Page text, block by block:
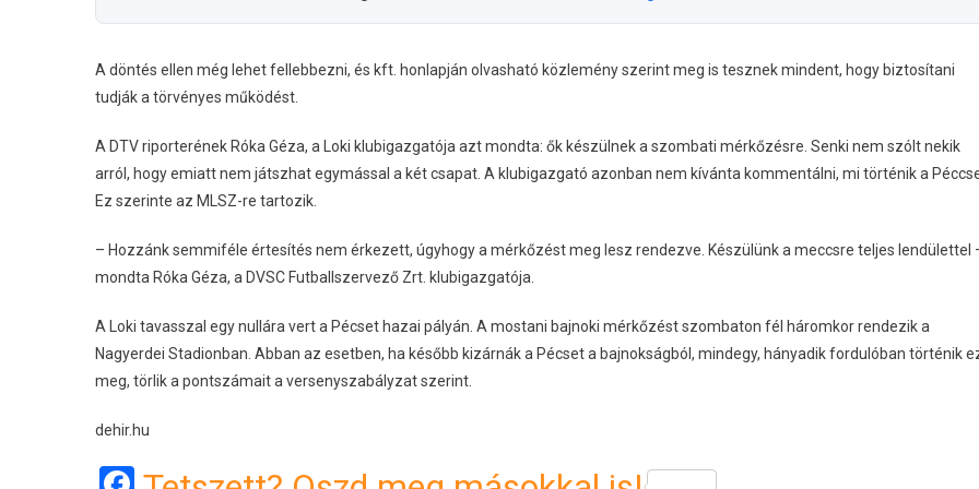
A döntés ellen még lehet fellebbezni, és kft. honlapján olvasható közlemény szerint meg is tesznek mindent, hogy biztosítani
tudják a törvényes működést.
A DTV riporterének Róka Géza, a Loki klubigazgatója azt mondta: ők készülnek a szombati mérkőzésre. Senki nem szólt nekik
arról, hogy emiatt nem játszhat egymással a két csapat. A klubigazgató azonban nem kívánta kommentálni, mi történik a
Ez szerinte az MLSZ-re tartozik.
– Hozzánk semmiféle értesítés nem érkezett, úgyhogy a mérkőzést meg lesz rendezve. Készülünk a meccsre teljes lendülettel
mondta Róka Géza, a DVSC Futballszervező Zrt. klubigazgatója.
A Loki tavasszal egy nullára vert a Pécset hazai pályán. A mostani bajnoki mérkőzést szombaton fél háromkor rendezik a
Nagyerdei Stadionban. Abban az esetben, ha később kizárnák a Pécset a bajnokságból, mindegy, hányadik fordulóban történik
meg, törlik a pontszámait a versenyszabályzat szerint.
dehir.hu